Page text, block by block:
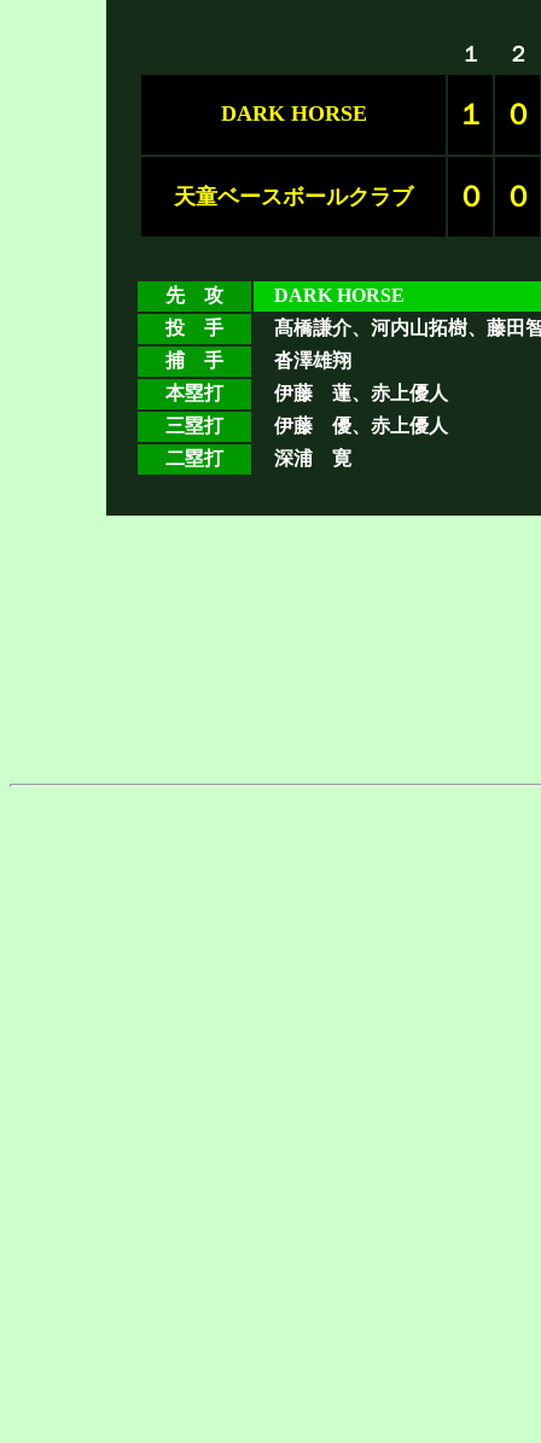
１ ２
DARK HORSE １ ０
天童ベースボールクラブ ０ ０
先 攻
DARK HORSE
投 手
髙橋謙介、河内山拓樹、藤田
捕 手
沓澤雄翔
本塁打
伊藤 蓮、赤上優人
三塁打
伊藤 優、赤上優人
二塁打
深浦 寛